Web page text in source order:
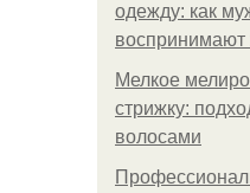
одежду: как
Мелкое
стрижку:
волосами